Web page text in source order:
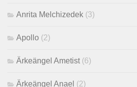
Anrita Melchizedek (3)
Apollo (2)
Ärkeängel Ametist (6)
Ärkeängel Anael (2)